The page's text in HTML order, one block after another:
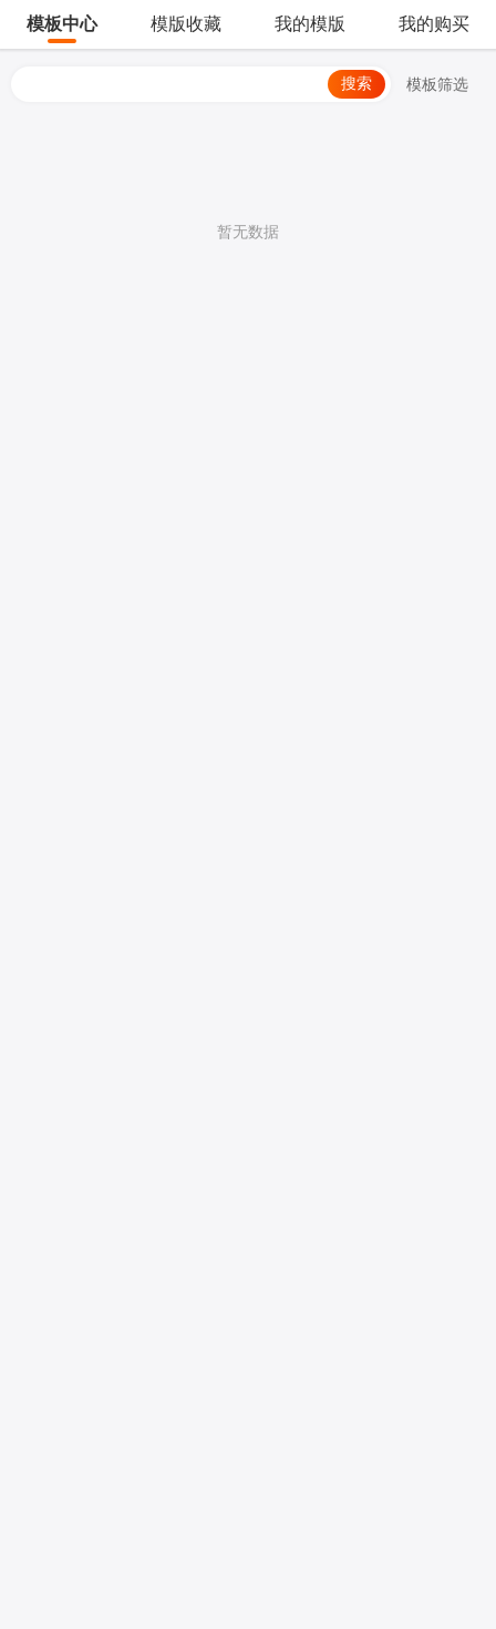
模板中心 模版收藏 我的模版 我的购买
搜索 模板筛选
暂无数据